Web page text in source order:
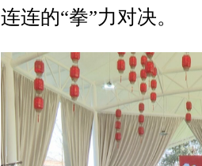
连连的“拳”力对决。